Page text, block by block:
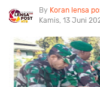
Koran lensa
Kamis, 13 Juni